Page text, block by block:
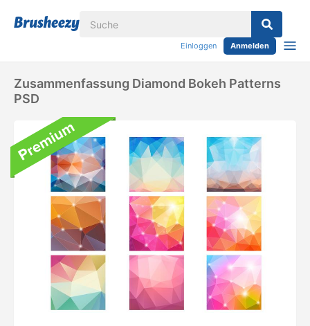
Einloggen Anmelden
Zusammenfassung Diamond Bokeh Patterns
PSD